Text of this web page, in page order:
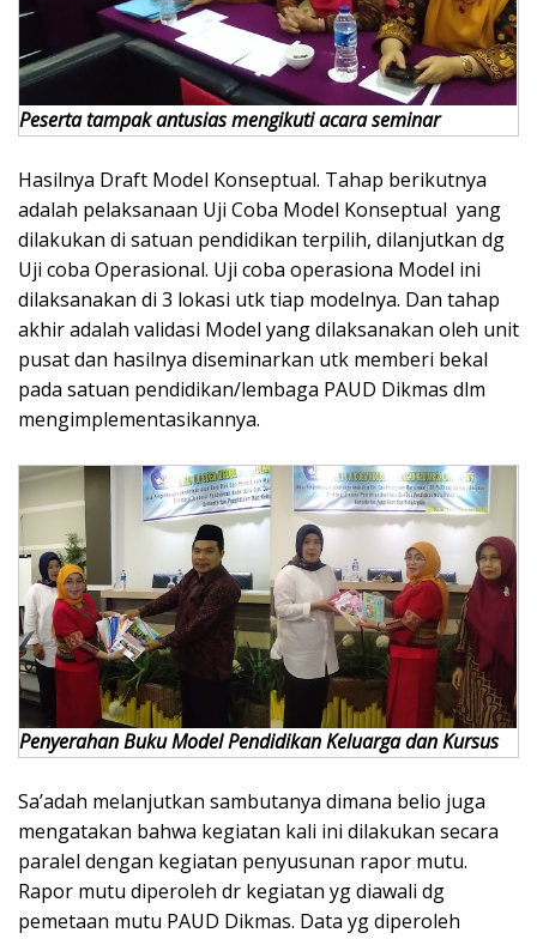
Peserta tampak antusias mengikuti acara seminar
Hasilnya Draft Model Konseptual. Tahap berikutnya
adalah pelaksanaan Uji Coba Model Konseptual yang
dilakukan di satuan pendidikan terpilih, dilanjutkan dg
Uji coba Operasional. Uji coba operasiona Model ini
dilaksanakan di 3 lokasi utk tiap modelnya. Dan tahap
akhir adalah validasi Model yang dilaksanakan oleh unit
pusat dan hasilnya diseminarkan utk memberi bekal
pada satuan pendidikan/lembaga PAUD Dikmas dlm
mengimplementasikannya.
Penyerahan Buku Model Pendidikan Keluarga dan Kursus
Sa’adah melanjutkan sambutanya dimana belio juga
mengatakan bahwa kegiatan kali ini dilakukan secara
paralel dengan kegiatan penyusunan rapor mutu.
Rapor mutu diperoleh dr kegiatan yg diawali dg
pemetaan mutu PAUD Dikmas. Data yg diperoleh